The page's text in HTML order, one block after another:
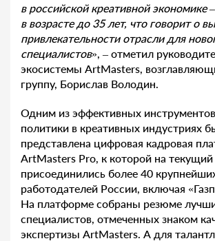
в российской креативной экономике
в возрасте до 35 лет, что говорит о
привлекательности отрасли для
специалистов», – отметил
экосистемы ArtMasters,
группу, Борислав Володин.
Одним из эффективных
политики в креативных индустриях
представлена цифровая кадровая
ArtMasters Pro, к которой на
присоединились более 40
работодателей России, включая
На платформе собраны резюме
специалистов, отмеченных знаком
экспертизы ArtMasters. А для